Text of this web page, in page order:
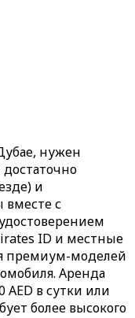
нужен
и
вместе с
ID и местные
премиум-моделей
Аренда
AED в сутки или
более высокого